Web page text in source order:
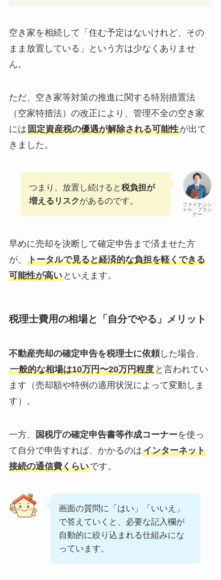
空き家を相続して「住む予定はないけれど、その
まま放置している」という方は少なくありませ
ん。
ただ、空き家等対策の推進に関する特別措置法
（空家特措法）の改正により、管理不全の空き家
には固定資産税の優遇が解除される可能性が出て
きました。
ファイナンシ
ャル・プラン
ナー
つまり、放置し続けると税負担が
増えるリスクがあるのです。
早めに売却を決断して確定申告まで済ませた方
が、 トータルで見ると経済的な負担を軽くできる
可能性が高いといえます。
税理士費用の相場と「自分でやる」メリット
不動産売却の確定申告を税理士に依頼した場合、
一般的な相場は10万円〜20万円程度と言われてい
ます（売却額や特例の適用状況によって変動しま
す）。
一方、 国税庁の確定申告書等作成コーナーを使っ
て自分で申告すれば、かかるのはインターネット
接続の通信費くらいです。
画面の質問に「はい」「いいえ」
で答えていくと、必要な記入欄が
自動的に絞り込まれる仕組みにな
っています。